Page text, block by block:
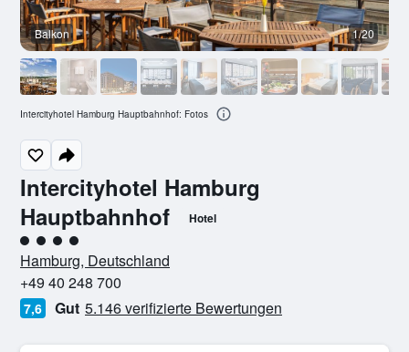
Intercityhotel Hamburg
Hauptbahnhof
Hotel
Bewertungskategorie 4
Hamburg, Deutschland
+49 40 248 700
7,6 Gut 5.146 verifizierte Bewertungen
Balkon 1/20
Intercityhotel Hamburg Hauptbahnhof: Fotos